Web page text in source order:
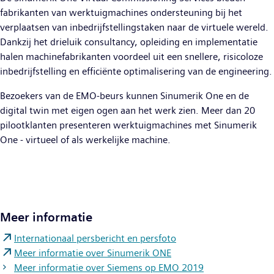
fabrikanten van werktuigmachines ondersteuning bij het
verplaatsen van inbedrijfstellingstaken naar de virtuele wereld.
Dankzij het drieluik consultancy, opleiding en implementatie
halen machinefabrikanten voordeel uit een snellere, risicoloze
inbedrijfstelling en efficiënte optimalisering van de engineering.
Bezoekers van de EMO-beurs kunnen Sinumerik One en de
digital twin met eigen ogen aan het werk zien. Meer dan 20
pilootklanten presenteren werktuigmachines met Sinumerik
One - virtueel of als werkelijke machine.
Meer informatie
Internationaal persbericht en persfoto
Meer informatie over Sinumerik ONE
Meer informatie over Siemens op EMO 2019